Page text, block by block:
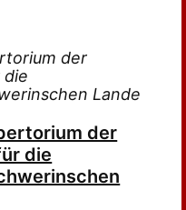
der
die
Lande
der
die